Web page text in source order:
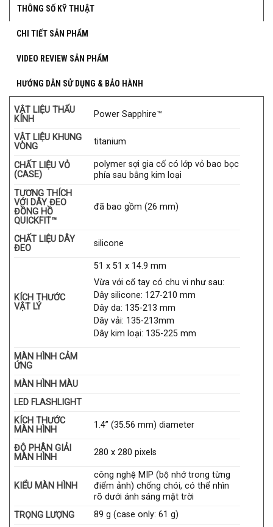
THÔNG SỐ KỸ THUẬT
CHI TIẾT SẢN PHẨM
VIDEO REVIEW SẢN PHẨM
HƯỚNG DẪN SỬ DỤNG & BẢO HÀNH
VẬT LIỆU THẤU
KÍNH
Power Sapphire™
VẬT LIỆU KHUNG
VÒNG
titanium
CHẤT LIỆU VỎ
(CASE)
polymer sợi gia cố có lớp vỏ bao bọc
phía sau bằng kim loại
TƯƠNG THÍCH
VỚI DÂY ĐEO
ĐỒNG HỒ
QUICKFIT™
đã bao gồm (26 mm)
CHẤT LIỆU DÂY
ĐEO
silicone
KÍCH THƯỚC
VẬT LÝ
51 x 51 x 14.9 mm
Vừa với cổ tay có chu vi như sau:
Dây silicone: 127-210 mm
Dây da: 135-213 mm
Dây vải: 135-213mm
Dây kim loại: 135-225 mm
MÀN HÌNH CẢM
ỨNG
MÀN HÌNH MÀU
LED FLASHLIGHT
KÍCH THƯỚC
MÀN HÌNH
1.4” (35.56 mm) diameter
ĐỘ PHÂN GIẢI
MÀN HÌNH
280 x 280 pixels
KIỂU MÀN HÌNH
công nghệ MIP (bộ nhớ trong từng
điểm ảnh) chống chói, có thể nhìn
rõ dưới ánh sáng mặt trời
TRỌNG LƯỢNG
89 g (case only: 61 g)